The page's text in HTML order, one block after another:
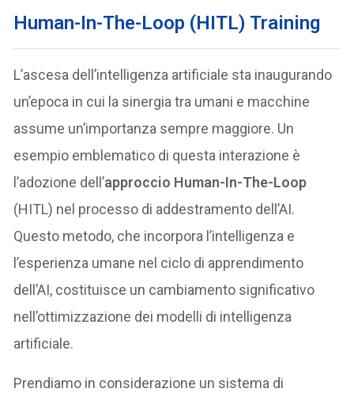
Human-In-The-Loop (HITL) Training
L’ascesa dell’intelligenza artificiale sta inaugurando
un’epoca in cui la sinergia tra umani e macchine
assume un’importanza sempre maggiore. Un
esempio emblematico di questa interazione è
l’adozione dell’approccio Human-In-The-Loop
(HITL) nel processo di addestramento dell’AI.
Questo metodo, che incorpora l’intelligenza e
l’esperienza umane nel ciclo di apprendimento
dell’AI, costituisce un cambiamento significativo
nell’ottimizzazione dei modelli di intelligenza
artificiale.
Prendiamo in considerazione un sistema di